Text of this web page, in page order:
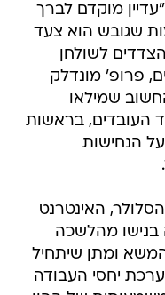
מוקדם לברך
שגובש הוא צעד
לשולחן
פרופ' מונדלק
שמילאו
העובדים, בראשות
על הנחישות
האינטרנט
בנישו מהלשכה
ומתן שיתחיל
יחסי העבודה